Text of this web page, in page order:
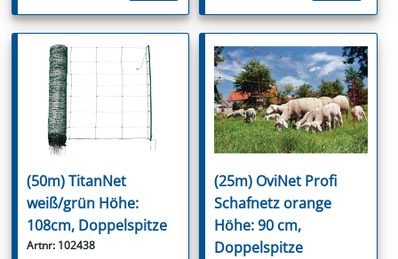
(50m) TitanNet
weiß/grün Höhe:
108cm, Doppelspitze
Artnr: 102438
(25m) OviNet Profi
Schafnetz orange
Höhe: 90 cm,
Doppelspitze